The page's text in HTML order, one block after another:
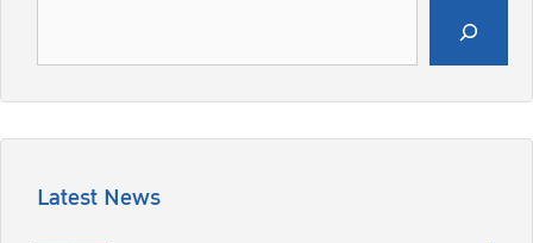
Latest News